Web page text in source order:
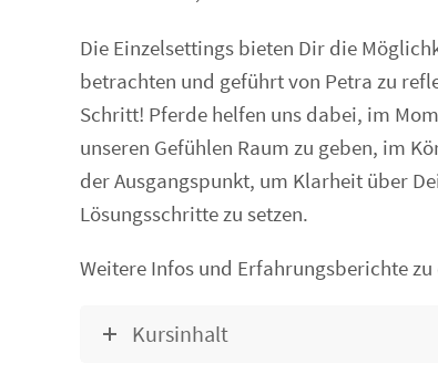
Die Einzelsettings bieten Dir die
betrachten und geführt von Petra zu
Schritt! Pferde helfen uns dabei, im
unseren Gefühlen Raum zu geben, im
der Ausgangspunkt, um Klarheit über
Lösungsschritte zu setzen.
Weitere Infos und Erfahrungsberichte
Kursinhalt